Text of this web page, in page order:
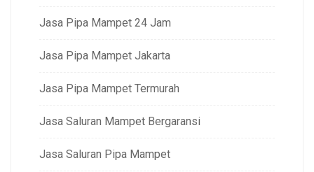
Jasa Pipa Mampet 24 Jam
Jasa Pipa Mampet Jakarta
Jasa Pipa Mampet Termurah
Jasa Saluran Mampet Bergaransi
Jasa Saluran Pipa Mampet